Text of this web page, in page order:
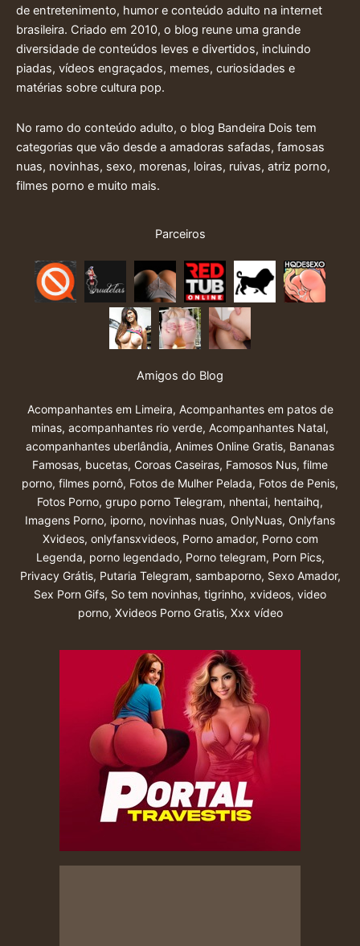
de entretenimento, humor e conteúdo adulto na internet
brasileira. Criado em 2010, o blog reune uma grande
diversidade de conteúdos leves e divertidos, incluindo
piadas, vídeos engraçados, memes, curiosidades e
matérias sobre cultura pop.
No ramo do conteúdo adulto, o blog Bandeira Dois tem
categorias que vão desde a amadoras safadas, famosas
nuas, novinhas, sexo, morenas, loiras, ruivas, atriz porno,
filmes porno e muito mais.
Parceiros
Amigos do Blog
Acompanhantes em Limeira, Acompanhantes em patos de
minas, acompanhantes rio verde, Acompanhantes Natal,
acompanhantes uberlândia, Animes Online Gratis, Bananas
Famosas, bucetas, Coroas Caseiras, Famosos Nus, filme
porno, filmes pornô, Fotos de Mulher Pelada, Fotos de Penis,
Fotos Porno, grupo porno Telegram, nhentai, hentaihq,
Imagens Porno, iporno, novinhas nuas, OnlyNuas, Onlyfans
Xvideos, onlyfansxvideos, Porno amador, Porno com
Legenda, porno legendado, Porno telegram, Porn Pics,
Privacy Grátis, Putaria Telegram, sambaporno, Sexo Amador,
Sex Porn Gifs, So tem novinhas, tigrinho, xvideos, video
porno, Xvideos Porno Gratis, Xxx vídeo